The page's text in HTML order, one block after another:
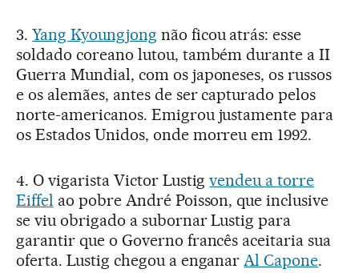
3. Yang Kyoungjong não ficou atrás: esse
soldado coreano lutou, também durante a II
Guerra Mundial, com os japoneses, os russos
e os alemães, antes de ser capturado pelos
norte-americanos. Emigrou justamente para
os Estados Unidos, onde morreu em 1992.
4. O vigarista Victor Lustigvendeu a torre
Eiffel ao pobre André Poisson, que inclusive
se viu obrigado a subornar Lustig para
garantir que o Governo francês aceitaria sua
oferta. Lustig chegou a enganarAl Capone.